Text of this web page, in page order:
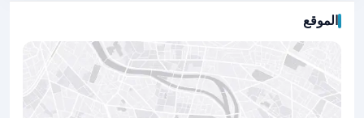
الموقع